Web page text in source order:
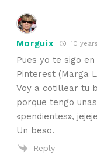
Morguix 10
Pues yo te sigo
Pinterest (Marga
Voy a cotillear tu
porque tengo
«pendientes»,
Un beso.
Reply